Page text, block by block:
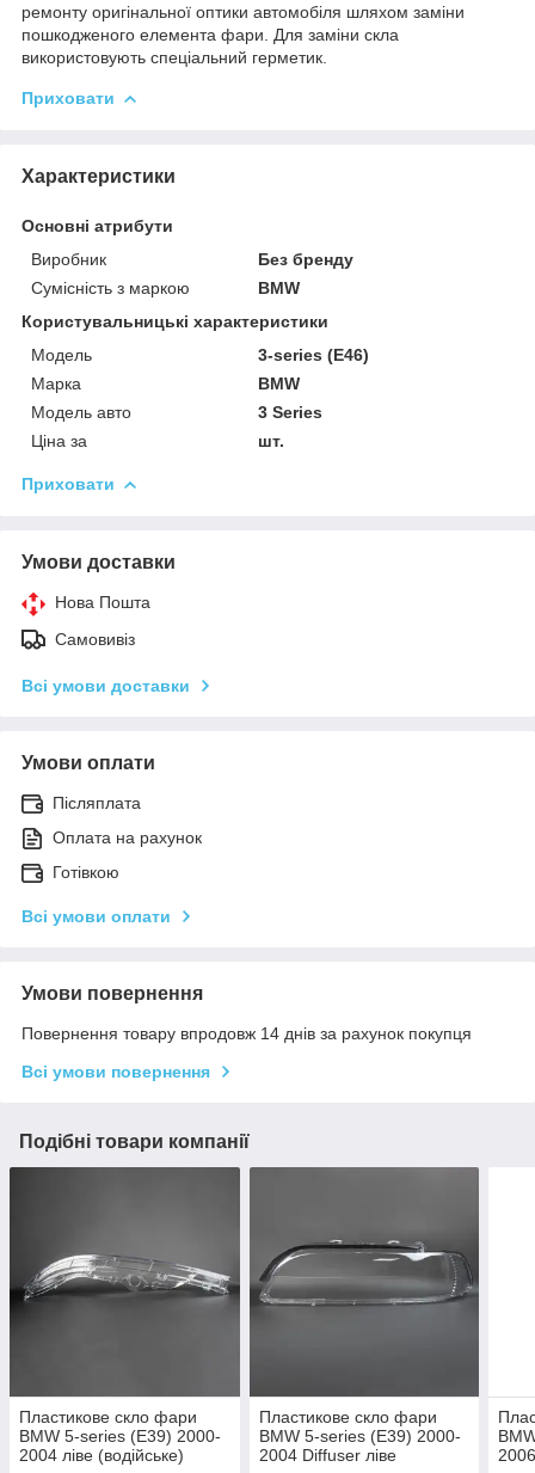
ремонту оригінальної оптики автомобіля шляхом заміни
пошкодженого елемента фари. Для заміни скла
використовують спеціальний герметик.
Приховати
Характеристики
Основні атрибути
Виробник
Без бренду
Сумісність з маркою
BMW
Користувальницькі характеристики
Мoдель
3-series (E46)
Марка
BMW
Модель авто
3 Series
Ціна за
шт.
Приховати
Умови доставки
Нова Пошта
Самовивіз
Всі умови доставки
Умови оплати
Післяплата
Оплата на рахунок
Готівкою
Всі умови оплати
Умови повернення
Повернення товару впродовж 14 днів за рахунок покупця
Всі умови повернення
Подібні товари компанії
Пластикове скло фари
BMW 5-series (E39) 2000-
2004 ліве (водійське)
Пластикове скло фари
BMW 5-series (E39) 2000-
2004 Diffuser ліве